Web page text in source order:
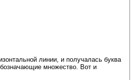
линии, и получалась буква
множество. Вот и